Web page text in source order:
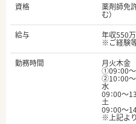
資格
薬剤師免
む）
給与
年収550
※ご経験
勤務時間
月火木金
①09：00～
②10：00～
水
09：00～
土
09：00～
※上記よ